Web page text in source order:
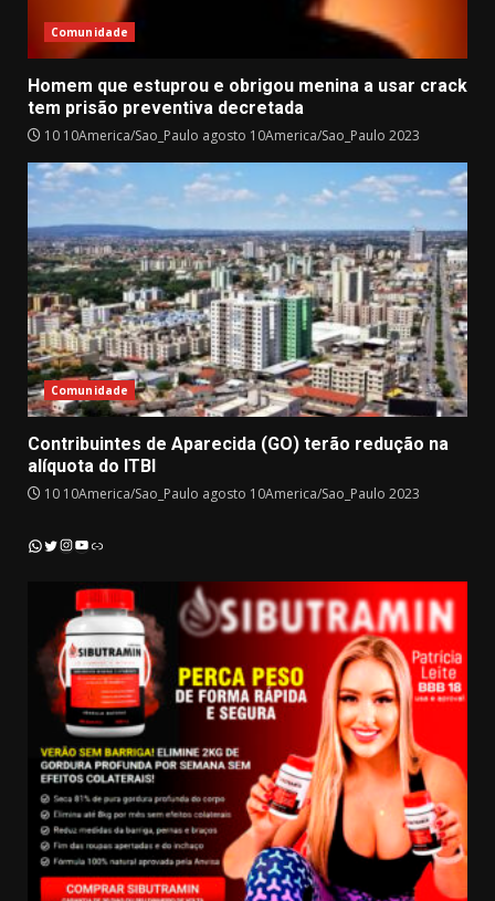
Comunidade
Homem que estuprou e obrigou menina a usar crack
tem prisão preventiva decretada
10 10America/Sao_Paulo agosto 10America/Sao_Paulo 2023
Comunidade
Contribuintes de Aparecida (GO) terão redução na
alíquota do ITBI
10 10America/Sao_Paulo agosto 10America/Sao_Paulo 2023
WhatsApp
Twitter
Instagram
YouTube
Link